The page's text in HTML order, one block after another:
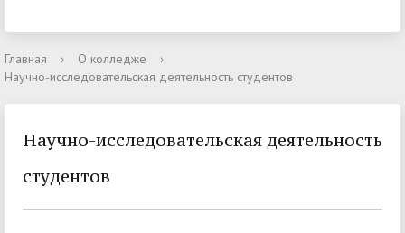
Главная › О колледже
›
Научно-исследовательская деятельность студентов
Научно-исследовательская деятельность
студентов